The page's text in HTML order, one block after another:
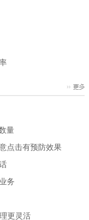
量
点击有预防效果
务
更灵活